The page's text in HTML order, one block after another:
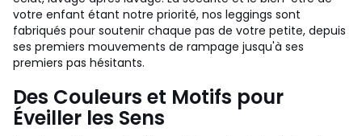
votre enfant étant notre priorité, nos leggings sont
fabriqués pour soutenir chaque pas de votre petite, depuis
ses premiers mouvements de rampage jusqu'à ses
premiers pas hésitants.
Des Couleurs et Motifs pour
Éveiller les Sens